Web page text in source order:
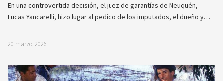
En una controvertida decisión, el juez de garantías de Neuquén,
Lucas Yancarelli, hizo lugar al pedido de los imputados, el dueño y…
20 marzo, 2026